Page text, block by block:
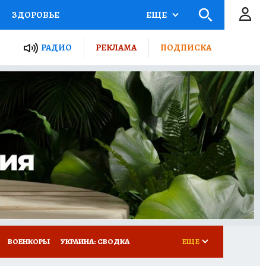
ЗДОРОВЬЕ
РОССИИ
ПУТЕВОДИТЕЛЬ
ТУРИЗМ
ПОТРЕБИТЕЛЯ ВСЕ О КП
ЕЩЕ
РАДИО РЕКЛАМА ПОДПИСКА
ВОЕНКОРЫ УКРАИНА: СВОДКА ЕЩЕ